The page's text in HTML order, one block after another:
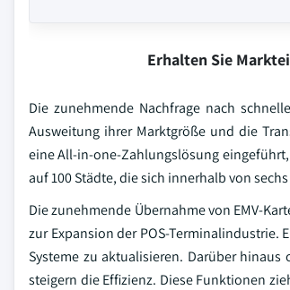
Erhalten Sie
Die zunehmende Nachfrage nach
Ausweitung ihrer Marktgröße und die
eine All-in-one-Zahlungslösung
auf 100 Städte, die sich innerhalb von
Die zunehmende Übernahme von EMV-
zur Expansion der POS-Terminalindustrie.
Systeme zu aktualisieren. Darüber
steigern die Effizienz. Diese Funktionen